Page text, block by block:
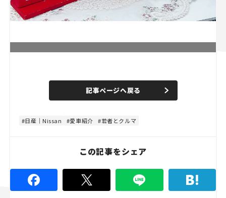
n
e
d
8
%
記事ページへ戻る
日産｜Nissan 愛車紹介 若者とクルマ
この記事をシェア